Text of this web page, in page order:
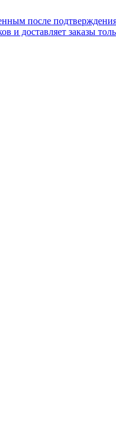
после
и доставляет заказы